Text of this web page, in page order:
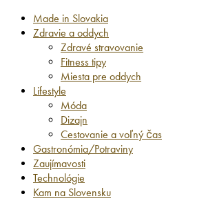
Made in Slovakia
Zdravie a oddych
Zdravé stravovanie
Fitness tipy
Miesta pre oddych
Lifestyle
Móda
Dizajn
Cestovanie a voľný čas
Gastronómia/Potraviny
Zaujímavosti
Technológie
Kam na Slovensku